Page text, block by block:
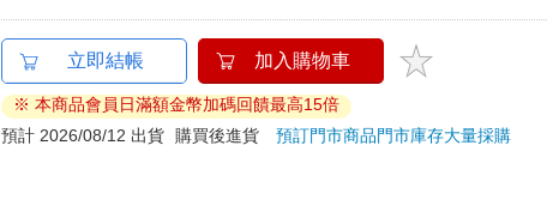
立即結帳 加入購物車
※ 本商品會員日滿額金幣加碼回饋最高15倍
預計 2026/08/12 出貨
購買後進貨預訂門市商品門市庫存大量採購